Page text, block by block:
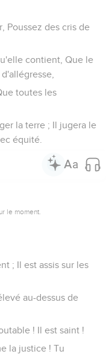
Poussez des cris de
contient, Que le
toutes les
la terre ; Il jugera le
équité.
le moment.
; Il est assis sur les
au-dessus de
! Il est saint !
la justice ! Tu